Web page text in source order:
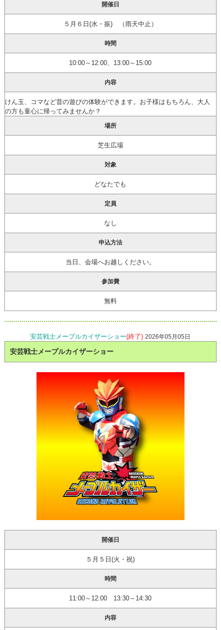
開催日
５月６日(水・振) （雨天中止）
時間
10:00～12:00、13:00～15:00
内容
けん玉、コマなど昔の遊びの体験ができます。お子様はもちろん、大人
の方も童心に帰ってみませんか？
場所
芝生広場
対象
どなたでも
定員
なし
申込方法
当日、会場へお越しください。
参加費
無料
安芸戦士メープルカイザーショー(終了) 2026年05月05日
安芸戦士メープルカイザーショー
開催日
５月５日(火・祝)
時間
11:00～12:00 13:30～14:30
内容